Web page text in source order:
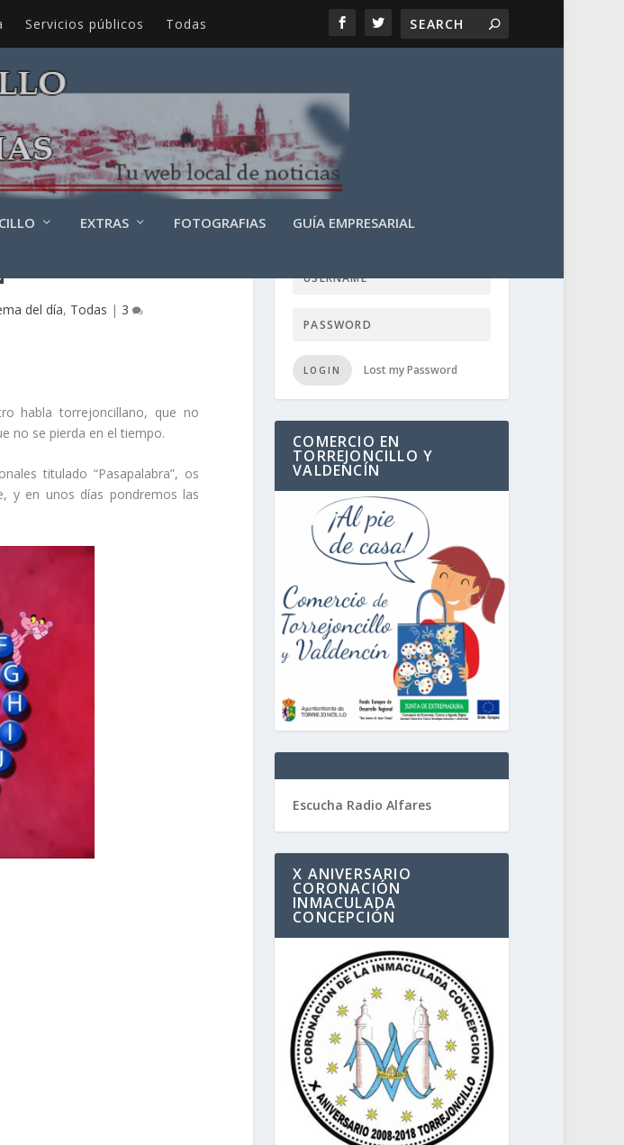
Servicios públicos Todas
EXTRAS FOTOGRAFIAS GUÍA EMPRESARIAL
del día, Todas | 3
habla torrejoncillano, que no
no se pierda en el tiempo.
titulado “Pasapalabra”, os
y en unos días pondremos las
LOGIN USER TTN
LOGIN Lost my Password
COMERCIO EN
TORREJONCILLO Y
VALDENCÍN
Escucha Radio Alfares
X ANIVERSARIO
CORONACIÓN
INMACULADA
CONCEPCIÓN